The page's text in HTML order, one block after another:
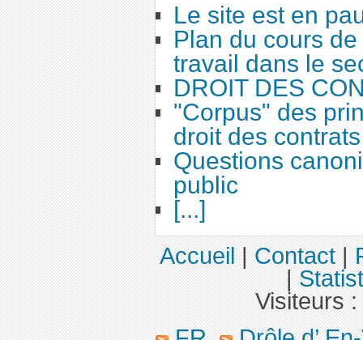
Le site est en
Plan du cours
travail dans le
DROIT DES
"Corpus" des
droit des
Questions
public
[...]
Accueil|Contact|
|
Visiteurs :